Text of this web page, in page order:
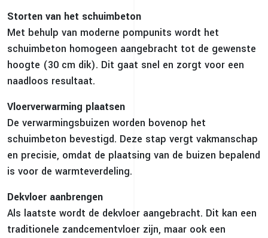
Storten van het schuimbeton
Met behulp van moderne pompunits wordt het
schuimbeton homogeen aangebracht tot de gewenste
hoogte (30 cm dik). Dit gaat snel en zorgt voor een
naadloos resultaat.
Vloerverwarming plaatsen
De verwarmingsbuizen worden bovenop het
schuimbeton bevestigd. Deze stap vergt vakmanschap
en precisie, omdat de plaatsing van de buizen bepalend
is voor de warmteverdeling.
Dekvloer aanbrengen
Als laatste wordt de dekvloer aangebracht. Dit kan een
traditionele zandcementvloer zijn, maar ook een